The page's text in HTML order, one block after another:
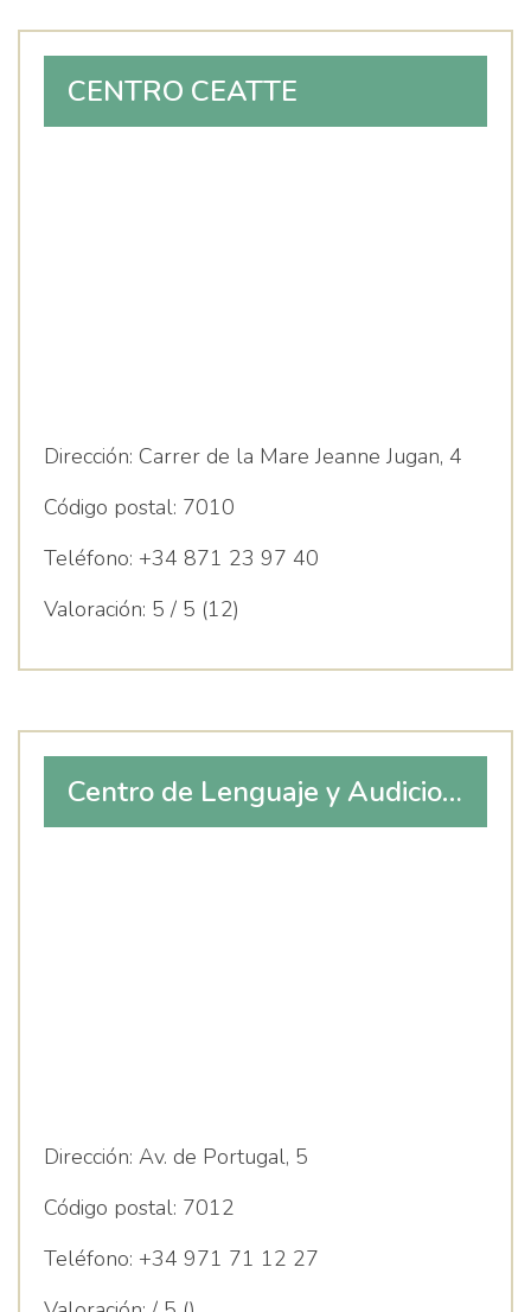
CENTRO CEATTE
Dirección: Carrer de la Mare Jeanne Jugan, 4
Código postal: 7010
Teléfono: +34 871 23 97 40
Valoración: 5 / 5 (12)
Centro de Lenguaje y Audicion
Dirección: Av. de Portugal, 5
Código postal: 7012
Teléfono: +34 971 71 12 27